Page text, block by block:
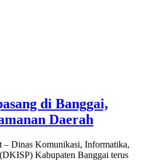
di Banggai,
Daerah
– Dinas Komunikasi, Informatika,
Kabupaten Banggai terus